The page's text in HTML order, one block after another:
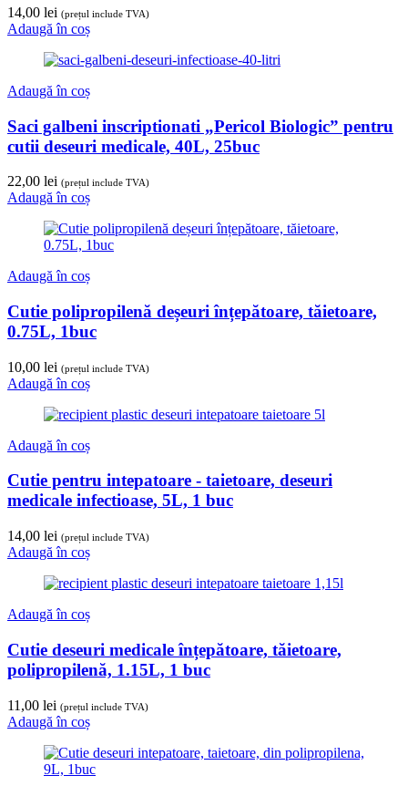
14,00 lei (prețul include TVA)
Adaugă în coș
Adaugă în coș
Saci galbeni inscriptionati „Pericol Biologic” pentru
cutii deseuri medicale, 40L, 25buc
22,00 lei (prețul include TVA)
Adaugă în coș
Adaugă în coș
Cutie polipropilenă deșeuri înțepătoare, tăietoare,
0.75L, 1buc
10,00 lei (prețul include TVA)
Adaugă în coș
Adaugă în coș
Cutie pentru intepatoare - taietoare, deseuri
medicale infectioase, 5L, 1 buc
14,00 lei (prețul include TVA)
Adaugă în coș
Adaugă în coș
Cutie deseuri medicale înțepătoare, tăietoare,
polipropilenă, 1.15L, 1 buc
11,00 lei (prețul include TVA)
Adaugă în coș